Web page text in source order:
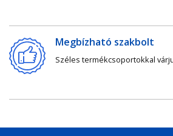
Megbízható szakbolt
Széles termékcsoportokkal